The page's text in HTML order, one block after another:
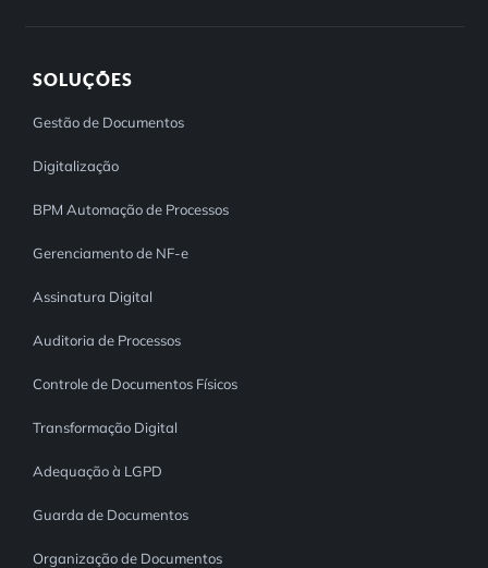
SOLUÇÕES
Gestão de Documentos
Digitalização
BPM Automação de Processos
Gerenciamento de NF-e
Assinatura Digital
Auditoria de Processos
Controle de Documentos Físicos
Transformação Digital
Adequação à LGPD
Guarda de Documentos
Organização de Documentos